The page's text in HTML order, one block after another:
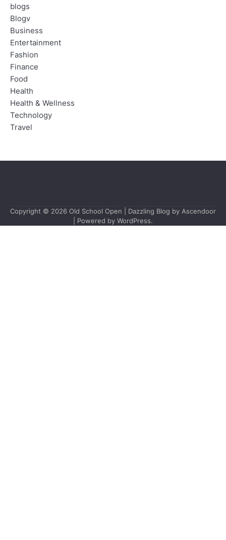
blogs
Blogv
Business
Entertainment
Fashion
Finance
Food
Health
Health & Wellness
Technology
Travel
Copyright © 2026 Old School Open | Dazzling Blog by Ascendoor
| Powered by WordPress.